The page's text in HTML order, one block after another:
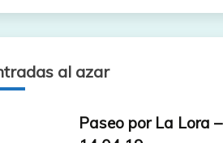
al azar
Paseo por La Lora –